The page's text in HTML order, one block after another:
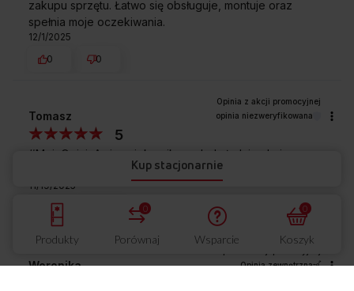
Produkty Porównaj
0
Wsparcie Koszyk
0
Kup stacjonarnie
Darmowy odbiór
zużytego sprzętu
zakupu sprzętu. Łatwo się obsługuje, montuje oraz
spełnia moje oczekiwania.
12/1/2025
0
0
Tomasz opinia niezweryfikowana
5
#MojaOpiniaAmica.piekarnik wygląda ładnie ale jeszcze
11/19/2025
0
Weronika Opinia zewnętrzna